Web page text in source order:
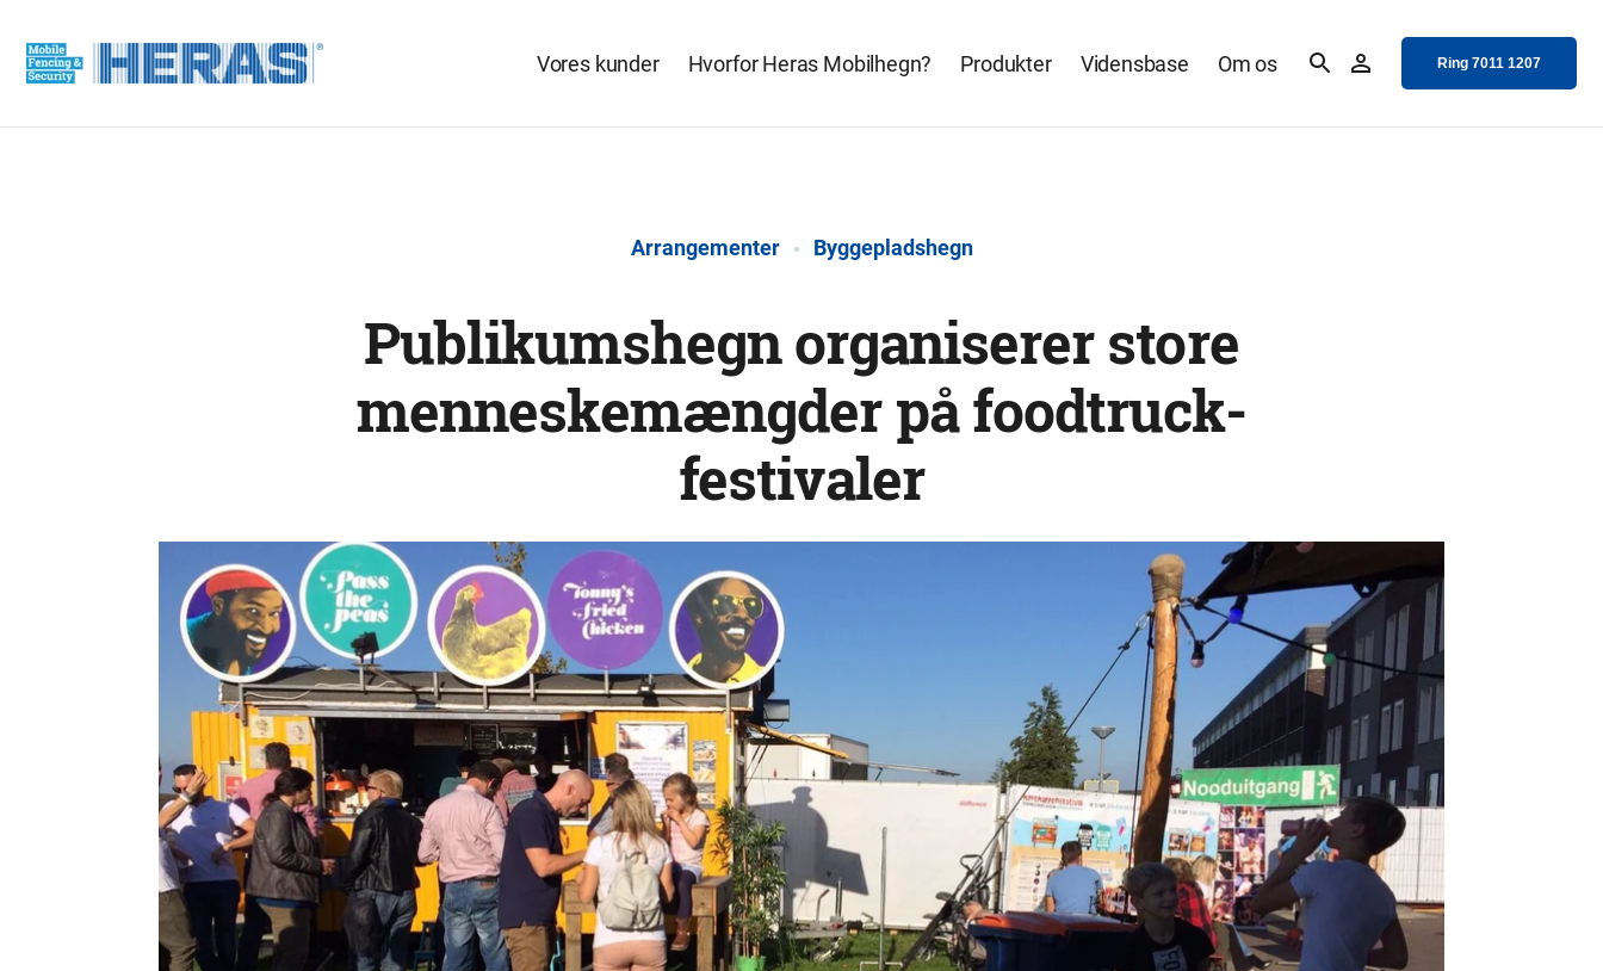
Vores kunder Hvorfor Heras Mobilhegn? Produkter Vidensbase Om os Ring 7011 1207
Arrangementer Byggepladshegn
Publikumshegn organiserer store
menneskemængder på foodtruck-
festivaler